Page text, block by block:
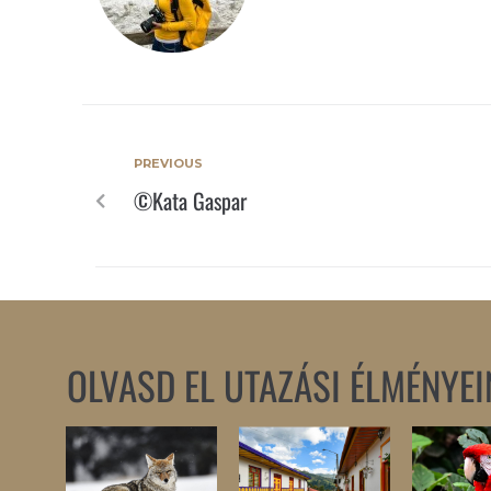
PREVIOUS
©Kata Gaspar
OLVASD EL UTAZÁSI